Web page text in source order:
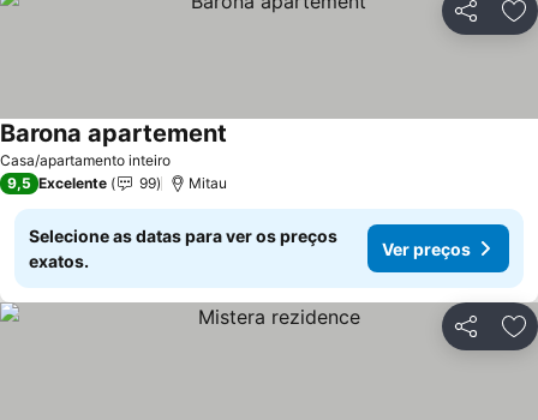
Partilhar
Casa/apartamento inteiro
Barona apartement
9,5 Excelente 99 Mitau
Selecione as datas para ver os preços
exatos.
Ver preços
Partilhar